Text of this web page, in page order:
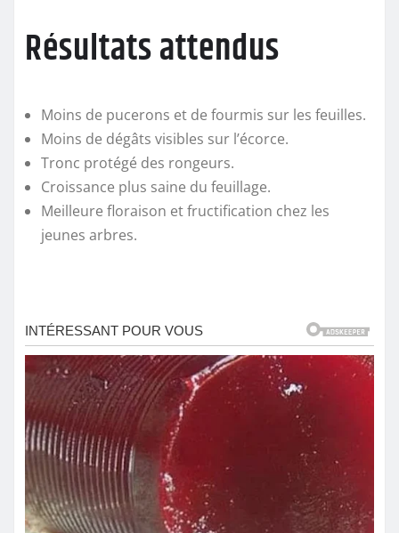
Résultats attendus
Moins de pucerons et de fourmis sur les feuilles.
Moins de dégâts visibles sur l’écorce.
Tronc protégé des rongeurs.
Croissance plus saine du feuillage.
Meilleure floraison et fructification chez les
jeunes arbres.